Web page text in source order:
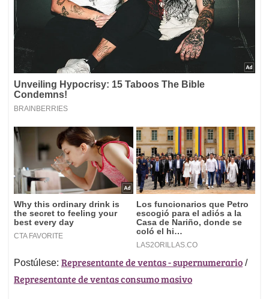
Postúlese: Representante de ventas - supernumerario /
Representante de ventas consumo masivo